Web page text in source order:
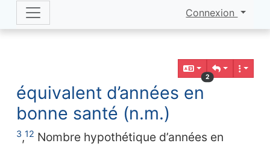
Navigation and related functionality
2
équivalent d’années en
bonne santé (n.m.)
3,12 Nombre hypothétique d’années en
Connexion